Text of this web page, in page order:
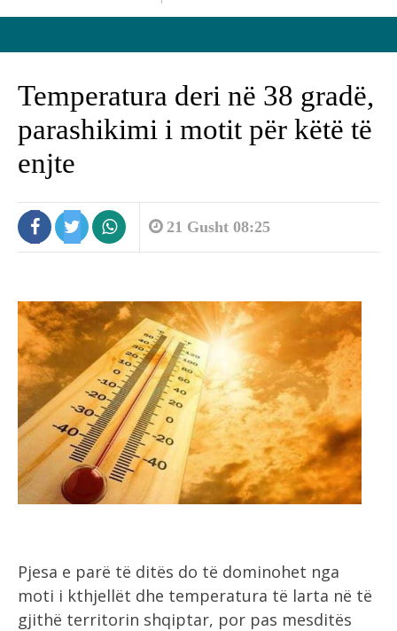
Temperatura deri në 38 gradë,
parashikimi i motit për këtë të
enjte
21 Gusht 08:25
Pjesa e parë të ditës do të dominohet nga
moti i kthjellët dhe temperatura të larta në të
gjithë territorin shqiptar, por pas mesditës